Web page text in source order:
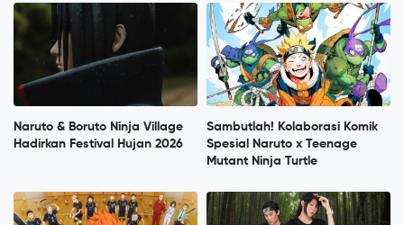
Naruto & Boruto Ninja Village
Hadirkan Festival Hujan 2026
Sambutlah! Kolaborasi Komik
Spesial Naruto x Teenage
Mutant Ninja Turtle